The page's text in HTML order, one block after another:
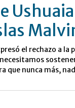
el rechazo a
que nunca más,